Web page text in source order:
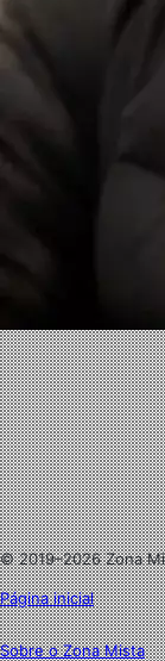
© 2019–2026 Zona
Página inicial
Sobre o Zona Mista